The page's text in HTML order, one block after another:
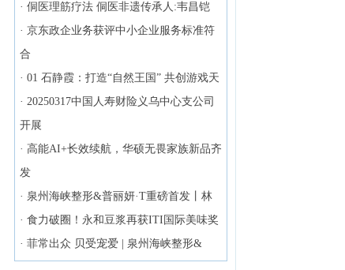
· 侗医理筋疗法 侗医非遗传承人:韦昌铠
· 京东政企业务获评中小企业服务标准符
合
· 01 石静霞：打造“自然王国” 共创游戏天
· 20250317中国人寿财险义乌中心支公司
开展
· 高能AI+长效续航，华硕无畏家族新品齐
发
· 泉州海峡整形&普丽妍·T重磅首发丨林
· 食力破圈！永和豆浆再获ITI国际美味奖
· 菲常出众 贝受宠爱 | 泉州海峡整形&